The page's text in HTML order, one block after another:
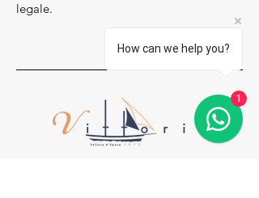
legale.
How can we help you?
1